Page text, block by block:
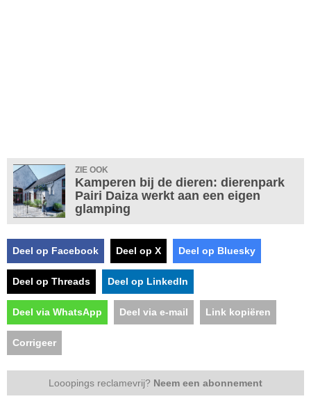
ZIE OOK
Kamperen bij de dieren: dierenpark
Pairi Daiza werkt aan een eigen
glamping
Deel op Facebook Deel op X Deel op Bluesky
Deel op Threads Deel op LinkedIn
Deel via WhatsApp Deel via e-mail Link kopiëren
Corrigeer
Looopings reclamevrij? Neem een abonnement